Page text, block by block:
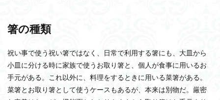
箸の種類
祝い事で使う祝い箸ではなく、日常で利用する箸にも、大皿から
小皿に分ける時に家族で使うお取り箸と、個人が食事に用いるお
手元がある。これ以外に、料理をするときに用いる菜箸がある。
菜箸とお取り箸として使うケースもあるが、本来は別物だ。厳密